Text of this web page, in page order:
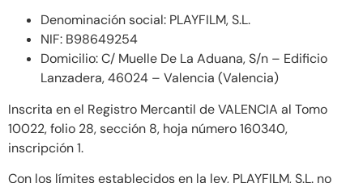
Denominación social: PLAYFILM, S.L.
NIF: B98649254
Domicilio: C/ Muelle De La Aduana, S/n – Edificio
Lanzadera, 46024 – Valencia (Valencia)
Inscrita en el Registro Mercantil de VALENCIA al Tomo
10022, folio 28, sección 8, hoja número 160340,
inscripción 1.
Con los límites establecidos en la ley, PLAYFILM, S.L. no